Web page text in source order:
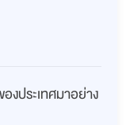
งประเทศมาอย่าง